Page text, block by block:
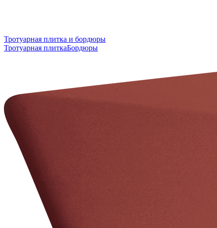
Тротуарная плитка и бордюры
Тротуарная плиткаБордюры